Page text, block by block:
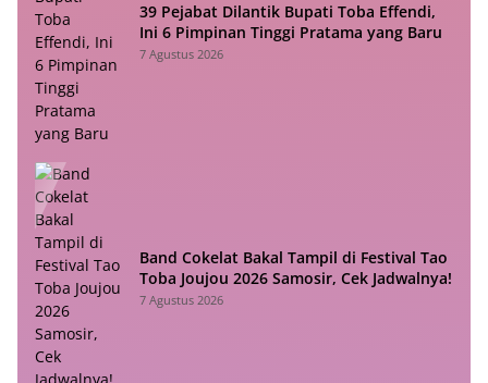
39 Pejabat Dilantik Bupati Toba Effendi,
Ini 6 Pimpinan Tinggi Pratama yang Baru
7 Agustus 2026
Band Cokelat Bakal Tampil di Festival Tao
Toba Joujou 2026 Samosir, Cek Jadwalnya!
7 Agustus 2026